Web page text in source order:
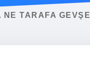
NE TARAFA